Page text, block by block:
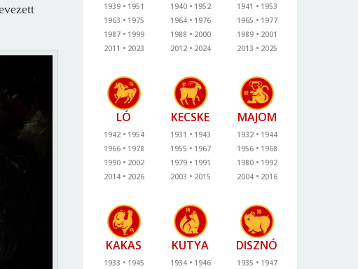
1939
1951
1963
1975
1987
1999
2011
2023
1940
1952
1964
1976
1988
2000
2012
2024
1941
1953
1965
1977
1989
2001
2013
2025
LÓ
1942
1954
1966
1978
1990
2002
2014
2026
KECSKE
1931
1943
1955
1967
1979
1991
2003
2015
MAJOM
1932
1944
1956
1968
1980
1992
2004
2016
KAKAS
1933
1945
KUTYA
1934
1946
DISZNÓ
1935
1947